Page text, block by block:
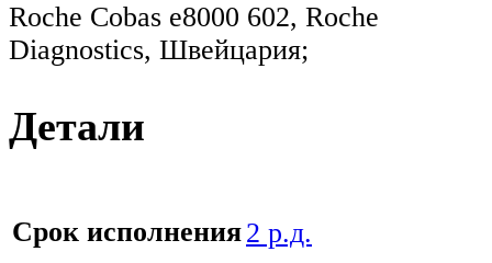
Roche Cobas e8000 602, Roche
Diagnostics, Швейцария;
Детали
Срок исполнения2 р.д.